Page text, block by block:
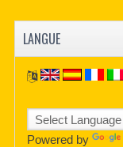
LANGUE
Powered by